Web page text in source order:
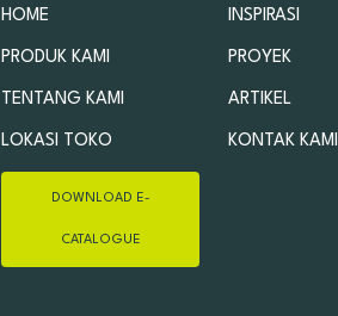
HOME
PRODUK KAMI
TENTANG KAMI
LOKASI TOKO
DOWNLOAD E-
CATALOGUE
INSPIRASI
PROYEK
ARTIKEL
KONTAK KAMI